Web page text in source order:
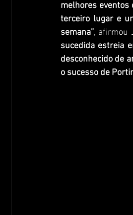
melhores eventos
terceiro lugar e
semana”, afirmou
sucedida estreia
desconhecido de
o sucesso de